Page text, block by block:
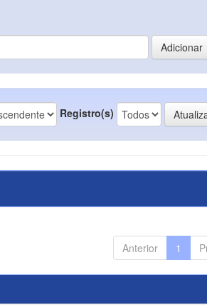
Registro(s)
Anterior 1